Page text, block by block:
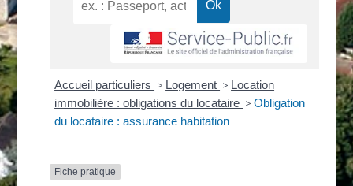
Accueil particuliers > Logement > Location
immobilière : obligations du locataire > Obligation
du locataire : assurance habitation
Fiche pratique